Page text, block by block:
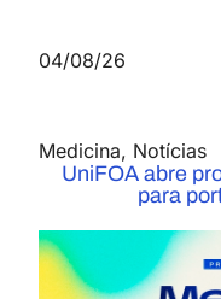
04/08/26
Medicina, Notícias
UniFOA abre
para